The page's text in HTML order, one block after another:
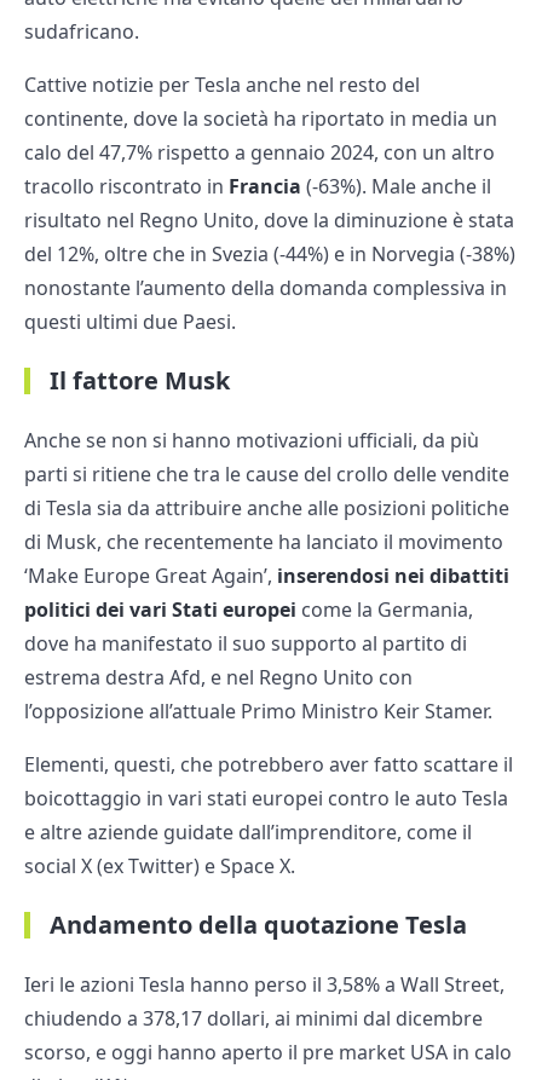
sudafricano.
Cattive notizie per Tesla anche nel resto del
continente, dove la società ha riportato in media un
calo del 47,7% rispetto a gennaio 2024, con un altro
tracollo riscontrato in Francia (-63%). Male anche il
risultato nel Regno Unito, dove la diminuzione è stata
del 12%, oltre che in Svezia (-44%) e in Norvegia (-38%)
nonostante l’aumento della domanda complessiva in
questi ultimi due Paesi.
Il fattore Musk
Anche se non si hanno motivazioni ufficiali, da più
parti si ritiene che tra le cause del crollo delle vendite
di Tesla sia da attribuire anche alle posizioni politiche
di Musk, che recentemente ha lanciato il movimento
‘Make Europe Great Again’, inserendosi nei dibattiti
politici dei vari Stati europei come la Germania,
dove ha manifestato il suo supporto al partito di
estrema destra Afd, e nel Regno Unito con
l’opposizione all’attuale Primo Ministro Keir Stamer.
Elementi, questi, che potrebbero aver fatto scattare il
boicottaggio in vari stati europei contro le auto Tesla
e altre aziende guidate dall’imprenditore, come il
social X (ex Twitter) e Space X.
Andamento della quotazione Tesla
Ieri le azioni Tesla hanno perso il 3,58% a Wall Street,
chiudendo a 378,17 dollari, ai minimi dal dicembre
scorso, e oggi hanno aperto il pre market USA in calo